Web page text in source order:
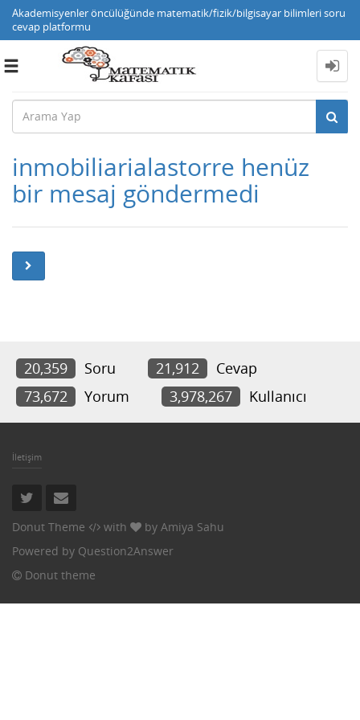
Akademisyenler öncülüğünde matematik/fizik/bilgisayar bilimleri soru
cevap platformu
Toggle
inmobiliarialastorre henüz
bir mesaj göndermedi
20,359 Soru 21,912
Cevap
73,672
Yorum 3,978,267 Kullanıcı
İletişim
Donut Theme with by Amiya Sahu
Powered by Question2Answer
Donut theme